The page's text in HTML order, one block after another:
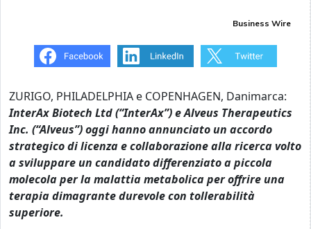
Business Wire
ZURIGO, PHILADELPHIA e COPENHAGEN, Danimarca:
InterAx Biotech Ltd (“InterAx”) e Alveus Therapeutics
Inc. (“Alveus”) oggi hanno annunciato un accordo
strategico di licenza e collaborazione alla ricerca volto
a sviluppare un candidato differenziato a piccola
molecola per la malattia metabolica per offrire una
terapia dimagrante durevole con tollerabilità
superiore.